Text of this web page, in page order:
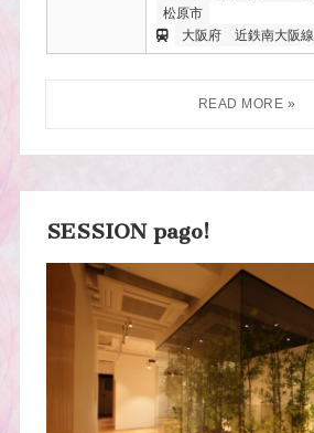
松原市
大阪府
近鉄南大阪線
SESSION pago!